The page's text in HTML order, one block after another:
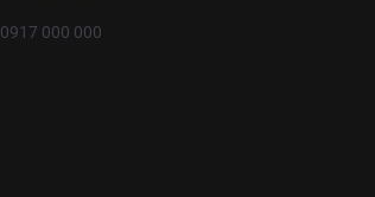
0917 000 000